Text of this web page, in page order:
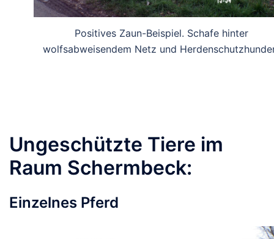
Positives Zaun-Beispiel. Schafe hinter
wolfsabweisendem Netz und
Ungeschützte Tiere im
Raum Schermbeck:
Einzelnes Pferd